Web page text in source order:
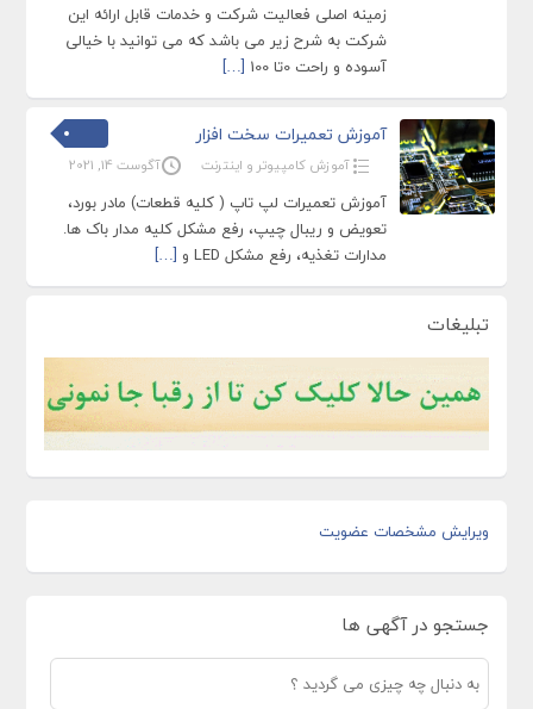
زمینه اصلی فعالیت شرکت و خدمات قابل ارائه این
شرکت به شرح زیر می باشد که می توانید با خیالی
آسوده و راحت 0تا 100
[…]
آموزش تعمیرات سخت افزار
آموزش کامپیوتر و اینترنت آگوست 14, 2021
آموزش تعمیرات لپ تاپ ( کلیه قطعات) مادر بورد،
تعویض و ریبال چیپ، رفع مشکل کلیه مدار باک ها.
مدارات تغذیه، رفع مشکل LED و
[…]
تبلیغات
ویرایش مشخصات عضویت
جستجو در آگهی ها